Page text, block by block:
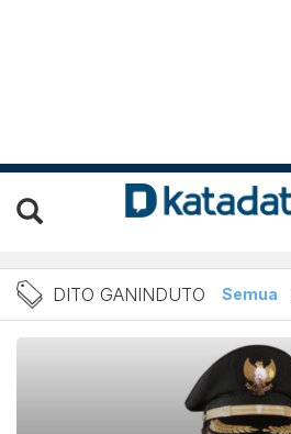
Berita Dito
DITO GANINDUTO Semua